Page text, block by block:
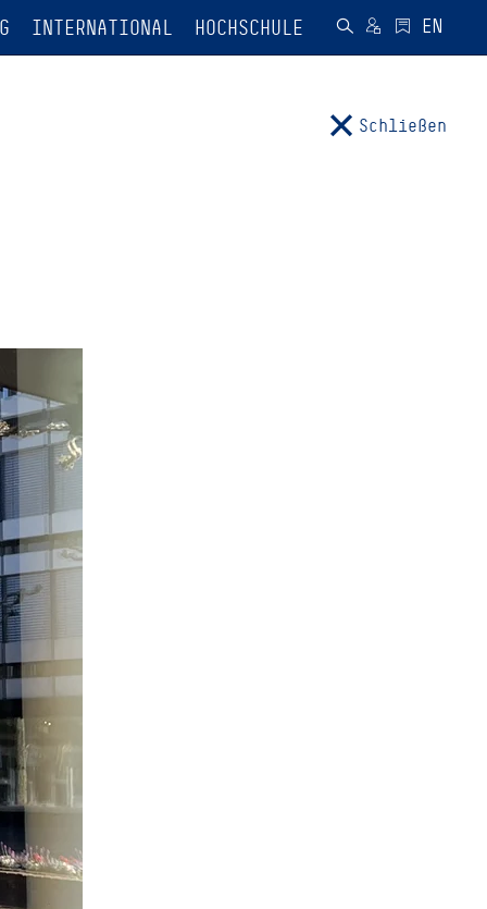
INTERNATIONAL HOCHSCHULE
Schließen